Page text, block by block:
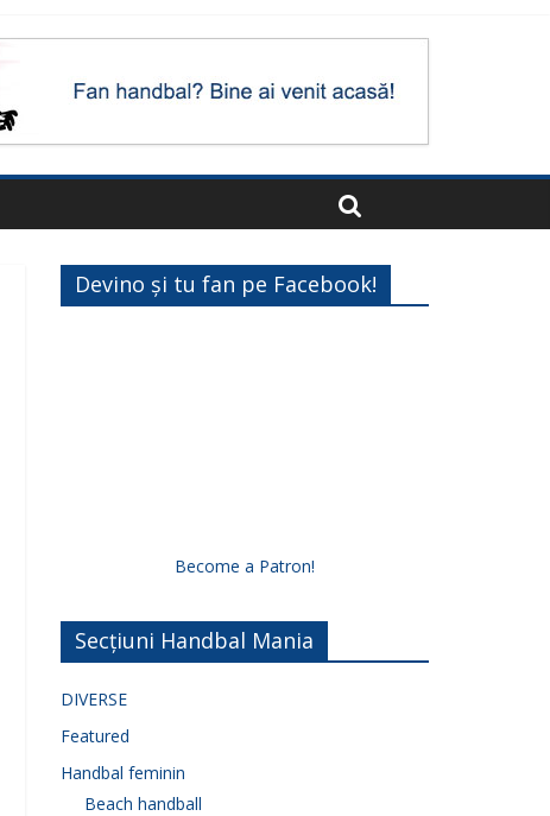
Devino și tu fan pe Facebook!
Become a Patron!
Secțiuni Handbal Mania
DIVERSE
Featured
Handbal feminin
Beach handball